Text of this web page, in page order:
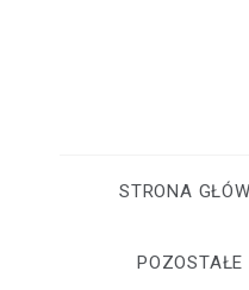
STRONA
POZOSTAŁE